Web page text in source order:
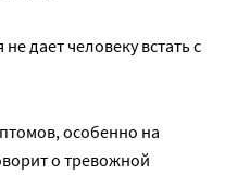
дает человеку встать с
особенно на
о тревожной